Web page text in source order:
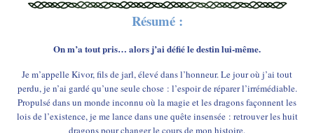
Résumé :
On m’a tout pris… alors j’ai défié le destin lui-même.
Je m’appelle Kivor, fils de jarl, élevé dans l’honneur. Le jour où j’ai tout
perdu, je n’ai gardé qu’une seule chose : l’espoir de réparer l’irrémédiable.
Propulsé dans un monde inconnu où la magie et les dragons façonnent les
lois de l’existence, je me lance dans une quête insensée : retrouver les huit
dragons pour changer le cours de mon histoire.